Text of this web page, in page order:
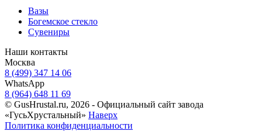
Вазы
Богемское стекло
Сувениры
Наши контакты
Москва
8 (499) 347 14 06
WhatsApp
8 (964) 648 11 69
© GusHrustal.ru, 2026 - Официальный сайт завода
«ГусьХрустальный» Наверх
Политика конфиденциальности